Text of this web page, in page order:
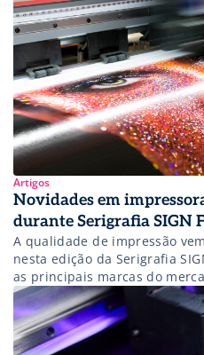
Artigos
Novidades em
durante Serigrafia SIGN
A qualidade de impressão
nesta edição da Serigrafia
as principais marcas do
novidades e soluções para
superfícies sem perder a
produto final. Na galeria
do que te espera aqui na